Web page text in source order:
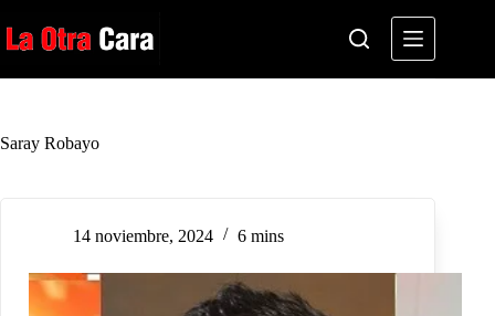
al
contenido
Saray Robayo
14 noviembre, 2024 6 mins